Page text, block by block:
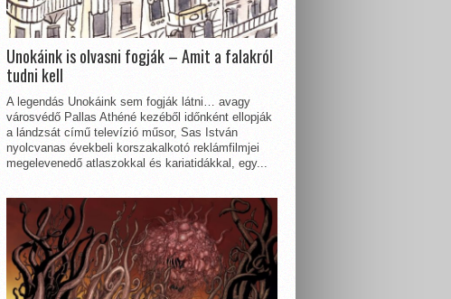
Unokáink is olvasni fogják – Amit a falakról
tudni kell
A legendás Unokáink sem fogják látni… avagy
városvédő Pallas Athéné kezéből időnként ellopják
a lándzsát című televízió műsor, Sas István
nyolcvanas évekbeli korszakalkotó reklámfilmjei
megelevenedő atlaszokkal és kariatidákkal, egy...